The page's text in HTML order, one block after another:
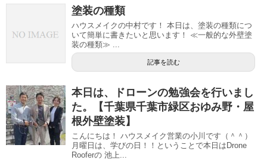
塗装の種類
ハウスメイクの中村です！ 本日は、塗装の種類につ
いて簡単に書きたいと思います！ ≪一般的な外壁塗
装の種類≫ ...
記事を読む
本日は、ドローンの勉強会を行いまし
た。【千葉県千葉市緑区おゆみ野・屋
根外壁塗装】
こんにちは！ ハウスメイク営業の小川です（＾＾）
月曜日は、学びの日！！ということで本日はDrone
Rooferの 池上...